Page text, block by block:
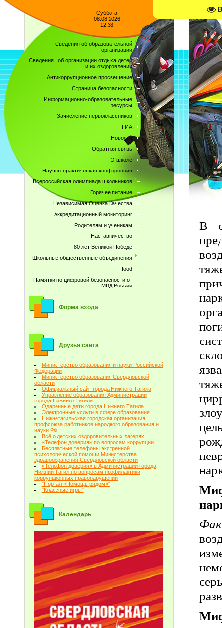
Суббота
08.08.2026
12:33
Сведения об образовательной
организации
Сведения об организации отдыха детей
и их оздоровлении
Антикоррупционное просвещение
Страница безопасности
Информационно-образовательные
ресурсы
Зачисление первоклассников
ГИА
Новости
Обратная связь
О школе
Научно-практическая конференция
Всероссийская олимпиада школьников
Горячее питание
Независимая Оценка Качества
Аккредитационный мониторинг
Родителям и ученикам
Наставничество
80 лет Великой Победе
Школьные общественные объединения
food
Памятки по цифровой безопасности от
МВД России
Форма входа
Друзья сайта
Министерство образования и науки Российской
Федерации
Министерство образования Свердловской
области
Официальный сайт города Нижнего Тагила
Управление образования Администрации
города Нижнего Тагила
Одаренные дети города Нижнего Тагила
Электронные услуги в сфере образования
Нижнетагильская городская организация
профсоюза работников народного образования и
науки РФ
Всё о детских оздоровительных лагерях
«Телефон доверия» по вопросам коррупции
Бесплатные телефоны экстренной
психологической помощи Министерства
здравоохранения Свердловской области
«Телефон доверия» в Администрации города
Нижний Тагил по вопросам профилактики
коррупционных правонарушений
"Портал «Помощь рядом»"
"Классные игры"
Календарь
В